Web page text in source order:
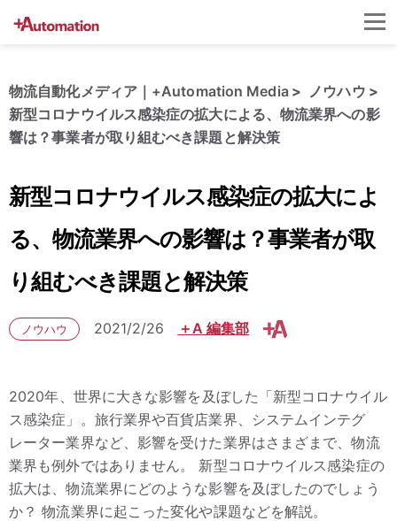
物流自動化メディア｜+Automation Media
ノウハウ
新型コロナウイルス感染症の拡大による、物流業界への影
響は？事業者が取り組むべき課題と解決策
新型コロナウイルス感染症の拡大によ
る、物流業界への影響は？事業者が取
り組むべき課題と解決策
ノウハウ 2021/2/26 ＋A 編集部
2020年、世界に大きな影響を及ぼした「新型コロナウイル
ス感染症」。旅行業界や百貨店業界、システムインテグ
レーター業界など、影響を受けた業界はさまざまで、物流
業界も例外ではありません。 新型コロナウイルス感染症の
拡大は、物流業界にどのような影響を及ぼしたのでしょう
か？ 物流業界に起こった変化や課題などを解説。